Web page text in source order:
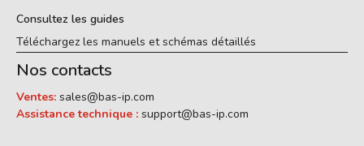
Consultez les guides
Téléchargez les manuels et schémas détaillés
Nos contacts
Ventes: sales@bas-ip.com
Assistance technique : support@bas-ip.com